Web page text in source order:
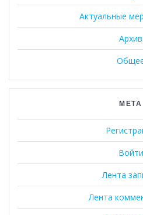
Актуальные
Архив
МЕТА
Войти
Лента
Лента